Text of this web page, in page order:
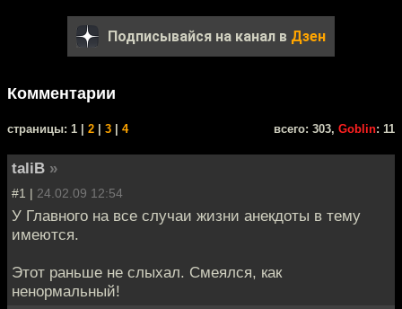
Подписывайся на канал в Дзен
Комментарии
cтраницы: 1 | 2 3 4 всего: 303, Goblin: 11
taliB »
#1 | 24.02.09 12:54
У Главного на все случаи жизни анекдоты в тему
имеются.
Этот раньше не слыхал. Смеялся, как
ненормальный!